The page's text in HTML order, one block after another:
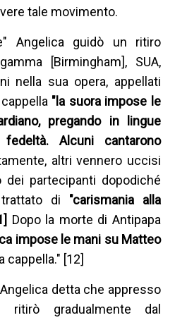
tale movimento.
Angelica guidò un ritiro
[Birmingham], SUA,
nella sua opera, appellati
"la suora impose le
pregando in lingue
Alcuni cantarono
altri vennero uccisi
dei partecipanti dopodiché
di "carismania alla
Dopo la morte di Antipapa
impose le mani su Matteo
cappella." [12]
detta che appresso
gradualmente dal